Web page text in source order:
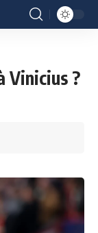
Vinicius ?